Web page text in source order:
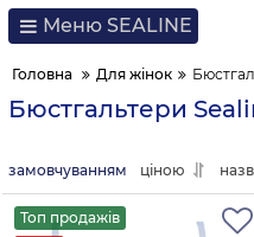
Меню SEALINE
Головна Для жінок
Бюстгальтери
замовчуванням ціною
Топ продажів